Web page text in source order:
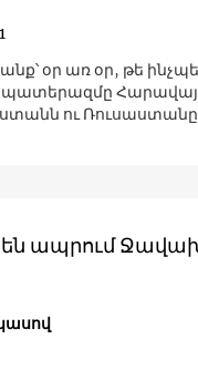
օր առ օր, թե ինչպես
ու Ռուսաստանը
են ապրում